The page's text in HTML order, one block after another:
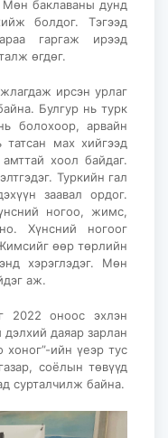
Мөн баклаваны дунд
болдог. Тэгээд
гаргаж ирээд
өгдөг.
ирсэн урлаг
Булгур нь турк
болохоор, арвайн
мах хийгээд
хоол байдаг.
Туркийн гал
заавал ордог.
ногоо, жимс,
Хүнсний ногоог
өөр төрлийн
хэрэглэдэг. Мөн
аж.
2022 оноос эхлэн
даяар зарлан
хоног”-ийн үеэр тус
соёлын төвүүд
сурталчилж байна.